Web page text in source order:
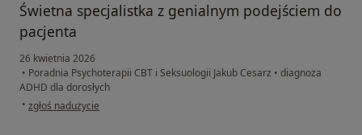
Świetna specjalistka z genialnym podejściem do
pacjenta
26 kwietnia 2026
• Poradnia Psychoterapii CBT i Seksuologii Jakub Cesarz • diagnoza
ADHD dla dorosłych
• w opinii użytkownika R
zgłoś nadużycie